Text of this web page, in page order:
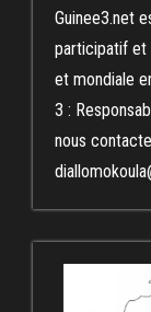
Guinee3.net
participatif et
et mondiale
3 :
nous